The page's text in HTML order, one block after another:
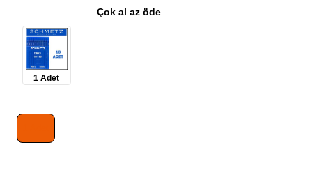
Çok al az öde
1 Adet